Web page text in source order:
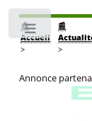
🏠
Accueil
>
📰
>
Annonce
Toggle